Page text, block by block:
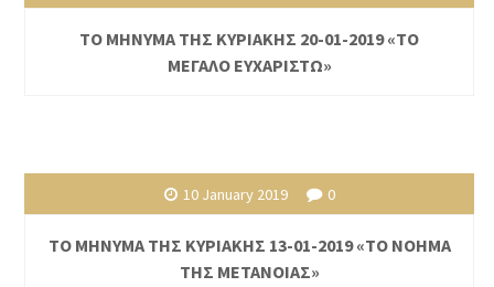
ΤΟ ΜΗΝΥΜΑ ΤΗΣ ΚΥΡΙΑΚΗΣ 20-01-2019 «ΤΟ
ΜΕΓΑΛΟ ΕΥΧΑΡΙΣΤΩ»
10 January 2019 0
ΤΟ ΜΗΝΥΜΑ ΤΗΣ ΚΥΡΙΑΚΗΣ 13-01-2019 «ΤΟ ΝΟΗΜΑ
ΤΗΣ ΜΕΤΑΝΟΙΑΣ»